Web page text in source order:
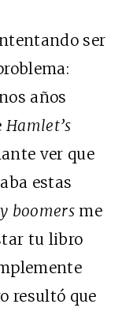
ser
años
Hamlet’s
ver que
estas
boomersme
tu libro
resultó que